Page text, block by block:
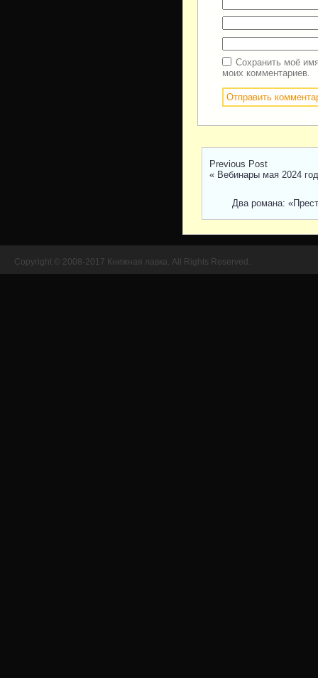
Сохранить моё
моих комментариев.
Previous Post
« Вебинары мая 2024
Два романа:
Copyright © 2008-2017 Книжная лавка. All Rights Reserved.